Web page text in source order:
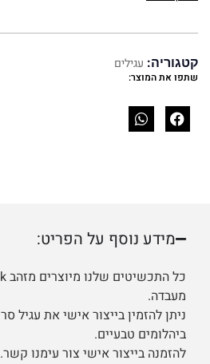
קטגוריה: עגילים
שתפו את המוצר:
מידע נוסף על הפריט:
מעבדה.
ביהלומים טבעיים.
להזמנה בייצור אישי צור עימנו קשר.